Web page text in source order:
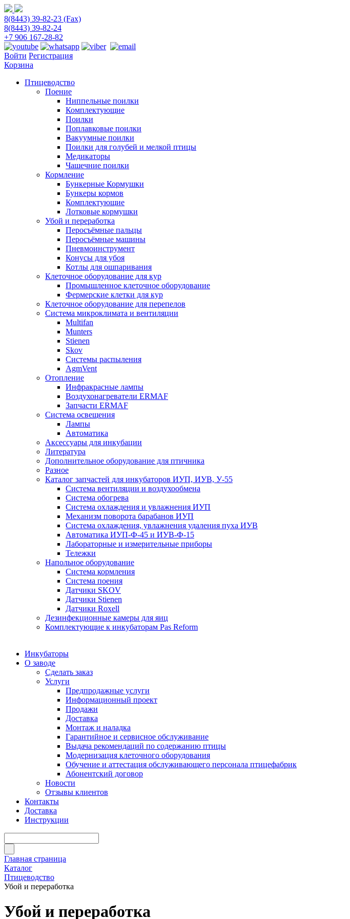
8(8443) 39-82-23 (Fax)
8(8443) 39-82-24
+7 906 167-28-82
Войти Регистрация
Корзина
Птицеводство
Поение
Ниппельные поилки
Комплектующие
Поилки
Поплавковые поилки
Вакуумные поилки
Поилки для голубей и мелкой птицы
Медикаторы
Чашечние поилки
Кормление
Бункерные Кормушки
Бункеры кормов
Комплектующие
Лотковые кормушки
Убой и переработка
Перосъёмные пальцы
Перосъёмные машины
Пневмоинструмент
Конусы для убоя
Котлы для ошпаривания
Клеточное оборудование для кур
Промышленное клеточное оборудование
Фермерские клетки для кур
Клеточное оборудование для перепелов
Система микроклимата и вентиляции
Multifan
Munters
Stienen
Skov
Системы распыления
AgmVent
Отопление
Инфракрасные лампы
Воздухонагреватели ERMAF
Запчасти ERMAF
Система освещения
Лампы
Автоматика
Аксессуары для инкубации
Литература
Дополнительное оборудование для птичника
Разное
Каталог запчастей для инкубаторов ИУП, ИУВ, У-55
Система вентиляции и воздухообмена
Система обогрева
Система охлаждения и увлажнения ИУП
Механизм поворота барабанов ИУП
Система охлаждения, увлажнения удаления пуха ИУВ
Автоматика ИУП-Ф-45 и ИУВ-Ф-15
Лабораторные и измерительные приборы
Тележки
Напольное оборудование
Система кормления
Система поения
Датчики SKOV
Датчики Stienen
Датчики Roxell
Дезинфекционные камеры для яиц
Комплектующие к инкубаторам Pas Reform
Инкубаторы
О заводе
Сделать заказ
Услуги
Предпродажные услуги
Информационный проект
Продажи
Доставка
Монтаж и наладка
Гарантийное и сервисное обслуживание
Выдача рекомендаций по содержанию птицы
Модернизация клеточного оборудования
Обучение и аттестация обслуживающего персонала птицефабрик
Абонентский договор
Новости
Отзывы клиентов
Контакты
Доставка
Инструкции
Главная страница
Каталог
Птицеводство
Убой и переработка
Убой и переработка